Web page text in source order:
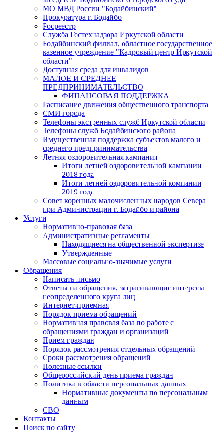
МО МВД России "Бодайбинский"
Прокуратура г. Бодайбо
Росреестр
Служба Гостехнадзора Иркутской области
Бодайбинский филиал, областное государственное
казенное учреждение "Кадровый центр Иркутской
области"
Доступная среда для инвалидов
МАЛОЕ И СРЕДНЕЕ
ПРЕДПРИНИМАТЕЛЬСТВО
ФИНАНСОВАЯ ПОДДЕРЖКА
Расписание движения общественного транспорта
СМИ города
Телефоны экстренных служб Иркутской области
Телефоны служб Бодайбинского района
Имущественная поддержка субъектов малого и
среднего предпринимательства
Летняя оздоровительная кампания
Итоги летней оздоровительной кампании
2018 года
Итоги летней оздоровительной компании
2019 года
Совет коренных малочисленных народов Севера
при Администрации г. Бодайбо и района
Услуги
Нормативно-правовая база
Административные регламенты
Находящиеся на общественной экспертизе
Утвержденные
Массовые социально-значимые услуги
Обращения
Написать письмо
Ответы на обращения, затрагивающие интересы
неопределенного круга лиц
Интернет-приемная
Порядок приема обращений
Нормативная правовая база по работе с
обращениями граждан и организаций
Прием граждан
Порядок рассмотрения отдельных обращений
Сроки рассмотрения обращений
Полезные ссылки
Общероссийский день приема граждан
Политика в области персональных данных
Нормативные документы по персональным
данным
СВО
Контакты
Поиск по сайту